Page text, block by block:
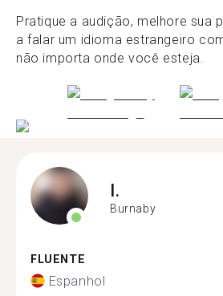
Pratique a audição, melhore sua
a falar um idioma estrangeiro
não importa onde você esteja.
I.
Burnaby
FLUENTE
Espanhol